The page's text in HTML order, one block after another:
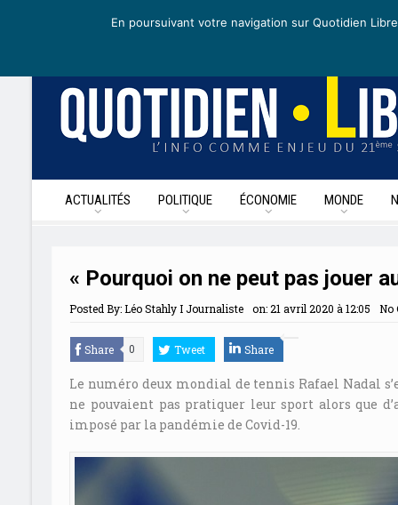
samedi 25 avril 2020 I Édition de la journéeRecevoir nos
ACTUALITÉS POLITIQUE ÉCONOMIE MONDE
« Pourquoi on ne peut pas jouer
Posted By:Léo Stahly I Journaliste on:21 avril 2020 à 12:05 No
Share 0 Tweet Share
Le numéro deux mondial de tennis Rafael Nadal
ne pouvaient pas pratiquer leur sport alors que
imposé par la pandémie de Covid-19.
En poursuivant votre navigation sur Quotidien